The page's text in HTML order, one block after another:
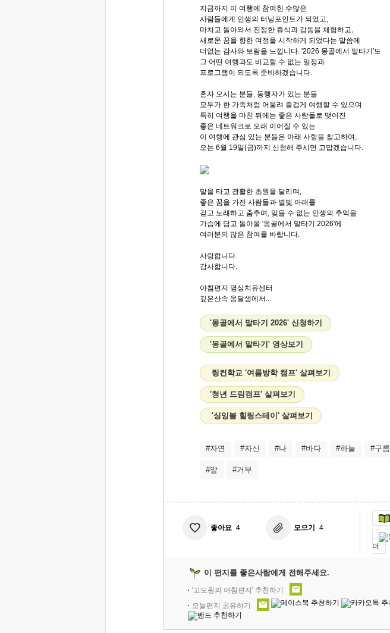
지금까지 이 여행에 참여한 수많은
사람들에게 인생의 터닝포인트가 되었고,
마치고 돌아와서 진정한 휴식과 감동을 체험하고,
새로운 꿈을 향한 여정을 시작하게 되었다는 말씀에
더없는 감사와 보람을 느낍니다. '2026 몽골에서 말타기'도
그 어떤 여행과도 비교할 수 없는 일정과
프로그램이 되도록 준비하겠습니다.
혼자 오시는 분들, 동행자가 있는 분들
모두가 한 가족처럼 어울려 즐겁게 여행할 수 있으며
특히 여행을 마친 뒤에는 좋은 사람들로 맺어진
좋은 네트워크로 오래 이어질 수 있는
이 여행에 관심 있는 분들은 아래 사항을 참고하여,
오는 6월 19일(금)까지 신청해 주시면 고맙겠습니다.
말을 타고 광활한 초원을 달리며,
좋은 꿈을 가진 사람들과 별빛 아래를
걷고 노래하고 춤추며, 잊을 수 없는 인생의 추억을
가슴에 담고 돌아올 '몽골에서 말타기 2026'에
여러분의 많은 참여를 바랍니다.
사랑합니다.
감사합니다.
아침편지 명상치유센터
깊은산속 옹달샘에서...
'몽골에서 말타기 2026' 신청하기
'몽골에서 말타기' 영상보기
링컨학교 '여름방학 캠프' 살펴보기
'청년 드림캠프' 살펴보기
'싱잉볼 힐링스테이' 살펴보기
#자연 #자신 #나 #바다 #하늘 #구름
#앞 #거부
좋아요 4 모으기 4
더
이 편지를 좋은사람에게 전해주세요.
'고도원의 아침편지' 추천하기
오늘편지 공유하기